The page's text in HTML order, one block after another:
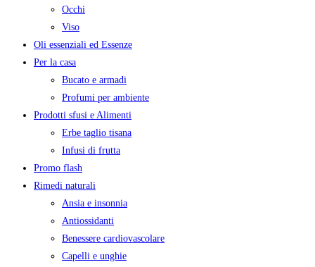
Occhi
Viso
Oli essenziali ed Essenze
Per la casa
Bucato e armadi
Profumi per ambiente
Prodotti sfusi e Alimenti
Erbe taglio tisana
Infusi di frutta
Promo flash
Rimedi naturali
Ansia e insonnia
Antiossidanti
Benessere cardiovascolare
Capelli e unghie